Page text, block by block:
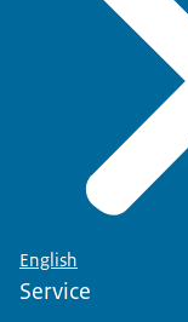
English
Service